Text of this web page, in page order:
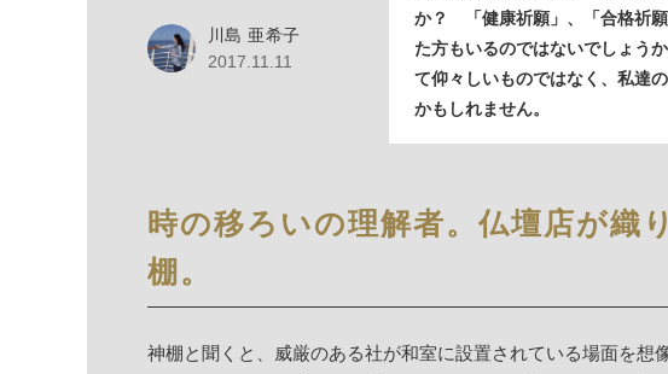
川島 亜希子
2017.11.11
か？ 「健康祈願」、「合格祈
た方もいるのではないでしょう
て仰々しいものではなく、私達
かもしれません。
時の移ろいの理解者。仏壇店が織
棚。
神棚と聞くと、威厳のある社が和室に設置されている場面を想